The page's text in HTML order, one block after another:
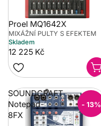
Proel MQ1642X
MIXÁŽNÍ PULTY S EFEKTEM
Skladem
12 225 Kč
SOUNDCRAFT
Notepad-
8FX
- 13%